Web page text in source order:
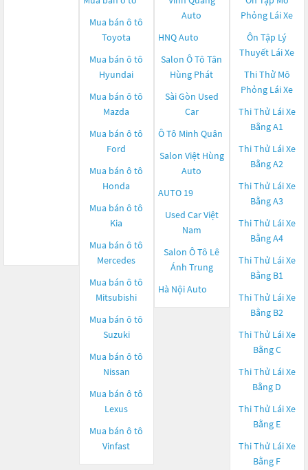
Mua bán ô tô
Toyota
Mua bán ô tô
Hyundai
Mua bán ô tô
Mazda
Mua bán ô tô
Ford
Mua bán ô tô
Honda
Mua bán ô tô
Kia
Mua bán ô tô
Mercedes
Mua bán ô tô
Mitsubishi
Mua bán ô tô
Suzuki
Mua bán ô tô
Nissan
Mua bán ô tô
Lexus
Mua bán ô tô
Vinfast
Auto
HNQ Auto
Salon Ô Tô Tân
Hùng Phát
Sài Gòn Used
Car
Ô Tô Minh Quân
Salon Việt Hùng
Auto
AUTO 19
Used Car Việt
Nam
Salon Ô Tô Lê
Ánh Trung
Hà Nội Auto
Phỏng Lái Xe
Ôn Tập Lý
Thuyết Lái Xe
Thi Thử Mô
Phỏng Lái Xe
Thi Thử Lái Xe
Bằng A1
Thi Thử Lái Xe
Bằng A2
Thi Thử Lái Xe
Bằng A3
Thi Thử Lái Xe
Bằng A4
Thi Thử Lái Xe
Bằng B1
Thi Thử Lái Xe
Bằng B2
Thi Thử Lái Xe
Bằng C
Thi Thử Lái Xe
Bằng D
Thi Thử Lái Xe
Bằng E
Thi Thử Lái Xe
Bằng F